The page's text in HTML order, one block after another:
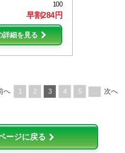
100
早割284円
詳細を見る
へ 1 2 3 4 5 ... 次へ
ージに戻る